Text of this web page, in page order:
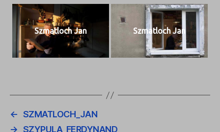
Szmat­loch Jan Szmat­loch Jan
← SZMATLOCH_JAN
→ SZYPULA_FERDYNAND